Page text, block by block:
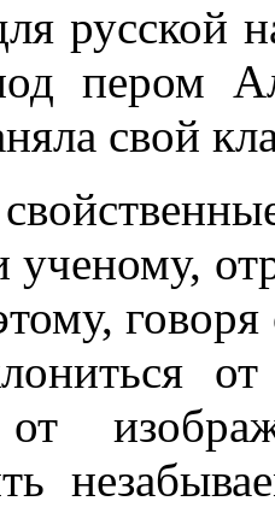
русской
пером
свой
ученому,
от